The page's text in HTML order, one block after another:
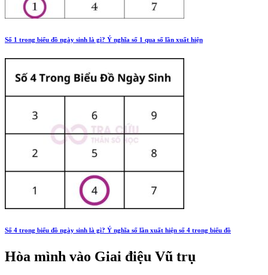
Số 1 trong biểu đồ ngày sinh là gì? Ý nghĩa số 1 qua số lần xuất hiện
Số 4 trong biểu đồ ngày sinh là gì? Ý nghĩa số lần xuất hiện số 4 trong biểu đồ
Hòa mình vào Giai điệu Vũ trụ